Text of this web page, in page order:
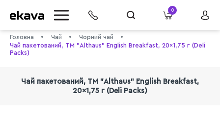
0
Головна Чай
Чорний чай
Чай пакетований, ТМ "Althaus" English Breakfast, 20x1,75 г (Deli
Packs)
Чай пакетований, ТМ "Althaus" English Breakfast,
20x1,75 г (Deli Packs)